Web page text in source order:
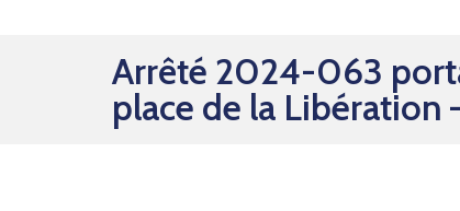
Arrêté 2024-063
place de la